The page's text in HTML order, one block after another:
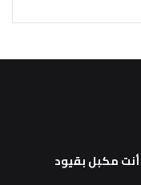
مكبل بقيود